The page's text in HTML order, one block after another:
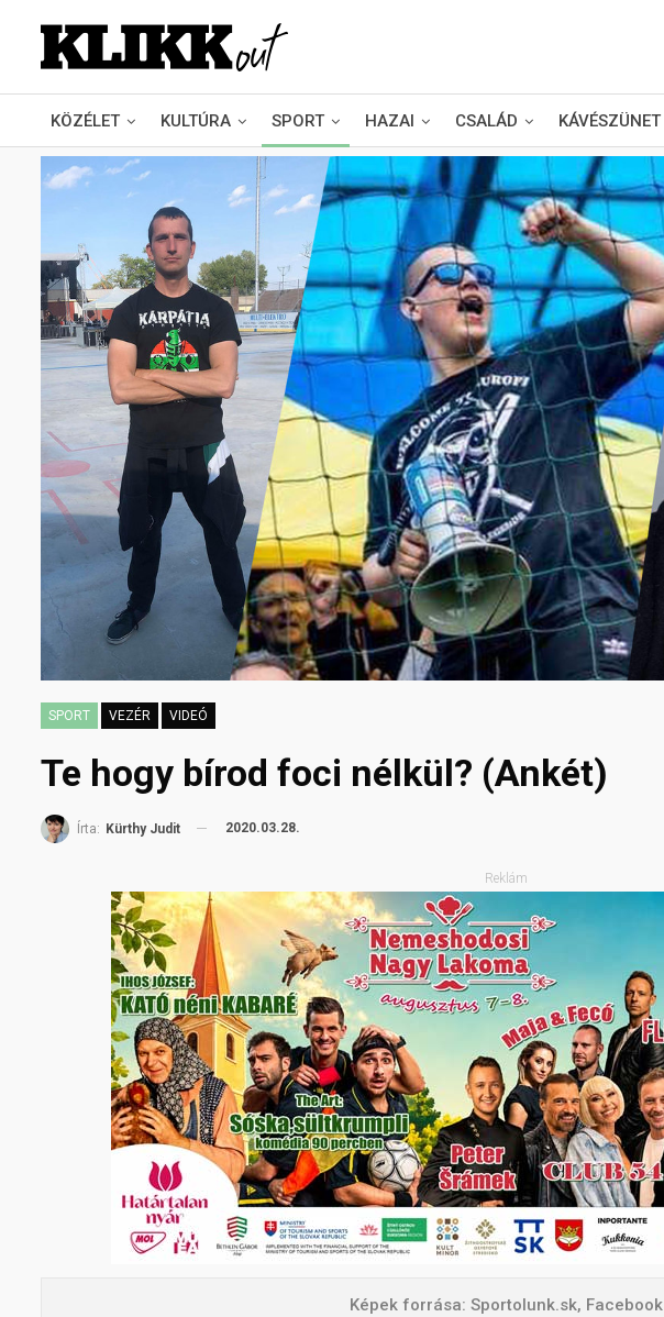
KÖZÉLET KULTÚRA SPORT HAZAI CSALÁD KÁVÉSZÜNET
SPORT VEZÉR VIDEÓ
Te hogy bírod foci nélkül? (Ankét)
Írta: Kürthy Judit 2020.03.28.
Reklám
Képek forrása: Sportolunk.sk, Facebook